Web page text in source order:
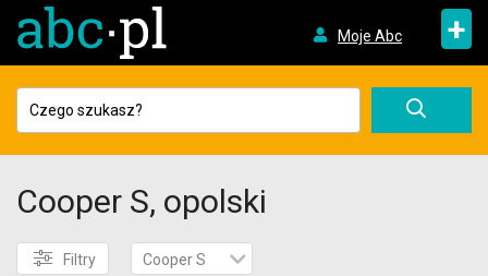
Moje Abc +
Cooper S, opolski
Filtry Cooper S